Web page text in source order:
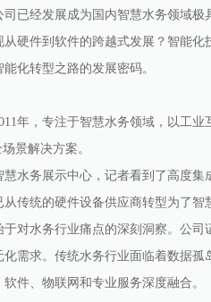
已经发展成为国内智慧水务领域极
件到软件的跨越式发展？智能化
化转型之路的发展密码。
，专注于智慧水务领域，以工业
景解决方案。
务展示中心，记者看到了高度集
传统的硬件设备供应商转型为了智
水务行业痛点的深刻洞察。公司
需求。传统水务行业面临着数据
件、物联网和专业服务深度融合。